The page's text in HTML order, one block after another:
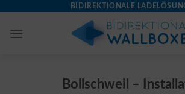
content
BIDIREKTIONALE
Bollschweil –